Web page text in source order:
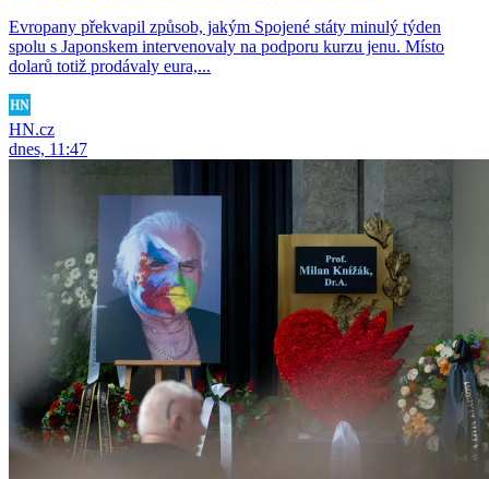
Evropany překvapil způsob, jakým Spojené státy minulý týden
spolu s Japonskem intervenovaly na podporu kurzu jenu. Místo
dolarů totiž prodávaly eura,...
HN.cz
dnes, 11:47